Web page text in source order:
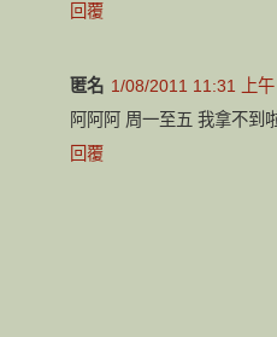
回覆
匿名 1/08/2011 11:31 上午
阿阿阿 周一至五 我拿不到
回覆